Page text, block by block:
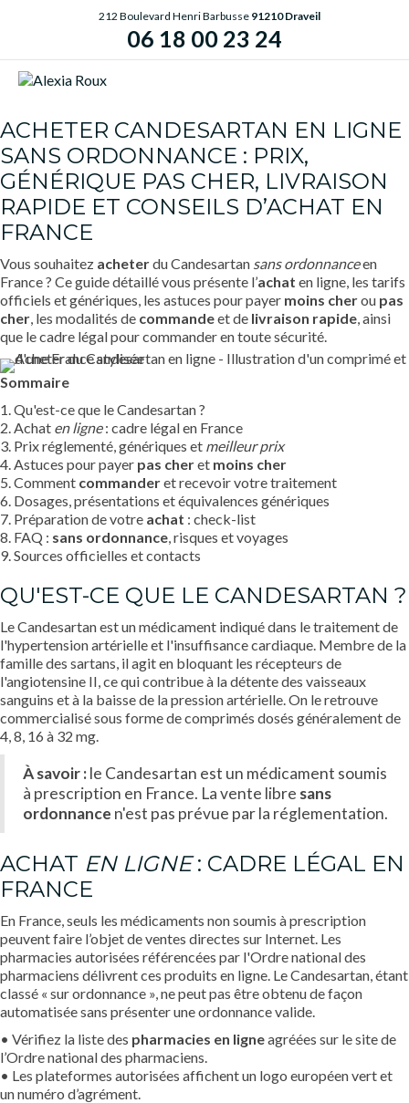
212 Boulevard Henri Barbusse 91210 Draveil
06 18 00 23 24
ACHETER CANDESARTAN EN LIGNE
SANS ORDONNANCE : PRIX,
GÉNÉRIQUE PAS CHER, LIVRAISON
RAPIDE ET CONSEILS D’ACHAT EN
FRANCE
Vous souhaitez acheterdu Candesartan sans ordonnanceen
France ? Ce guide détaillé vous présente l’achat en ligne, les tarifs
officiels et génériques, les astuces pour payer moins cherou pas
cher, les modalités de commandeet de livraison rapide, ainsi
que le cadre légal pour commander en toute sécurité.
Sommaire
1. Qu'est-ce que le Candesartan ?
2. Achat en ligne: cadre légal en France
3. Prix réglementé, génériques et meilleur prix
4. Astuces pour payer pas cheret moins cher
5. Comment commanderet recevoir votre traitement
6. Dosages, présentations et équivalences génériques
7. Préparation de votre achat : check-list
8. FAQ : sans ordonnance, risques et voyages
9. Sources officielles et contacts
QU'EST-CE QUE LE CANDESARTAN ?
Le Candesartan est un médicament indiqué dans le traitement de
l'hypertension artérielle et l'insuffisance cardiaque. Membre de la
famille des sartans, il agit en bloquant les récepteurs de
l'angiotensine II, ce qui contribue à la détente des vaisseaux
sanguins et à la baisse de la pression artérielle. On le retrouve
commercialisé sous forme de comprimés dosés généralement de
4, 8, 16 à 32 mg.
À savoir :le Candesartan est un médicament soumis
à prescription en France. La vente libre sans
ordonnance n'est pas prévue par la réglementation.
ACHAT EN LIGNE: CADRE LÉGAL EN
FRANCE
En France, seuls les médicaments non soumis à prescription
peuvent faire l’objet de ventes directes sur Internet. Les
pharmacies autorisées référencées par l'Ordre national des
pharmaciens délivrent ces produits en ligne. Le Candesartan, étant
classé « sur ordonnance », ne peut pas être obtenu de façon
automatisée sans présenter une ordonnance valide.
• Vérifiez la liste des pharmacies en ligneagréées sur le site de
l’Ordre national des pharmaciens.
• Les plateformes autorisées affichent un logo européen vert et
un numéro d’agrément.